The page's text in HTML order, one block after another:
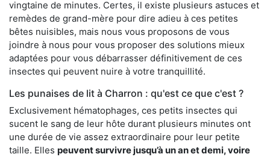
vingtaine de minutes. Certes, il existe plusieurs astuces et
remèdes de grand-mère pour dire adieu à ces petites
bêtes nuisibles, mais nous vous proposons de vous
joindre à nous pour vous proposer des solutions mieux
adaptées pour vous débarrasser définitivement de ces
insectes qui peuvent nuire à votre tranquillité.
Les punaises de lit à Charron : qu'est ce que c'est ?
Exclusivement hématophages, ces petits insectes qui
sucent le sang de leur hôte durant plusieurs minutes ont
une durée de vie assez extraordinaire pour leur petite
taille. Elles peuvent survivre jusqu’à un an et demi, voire